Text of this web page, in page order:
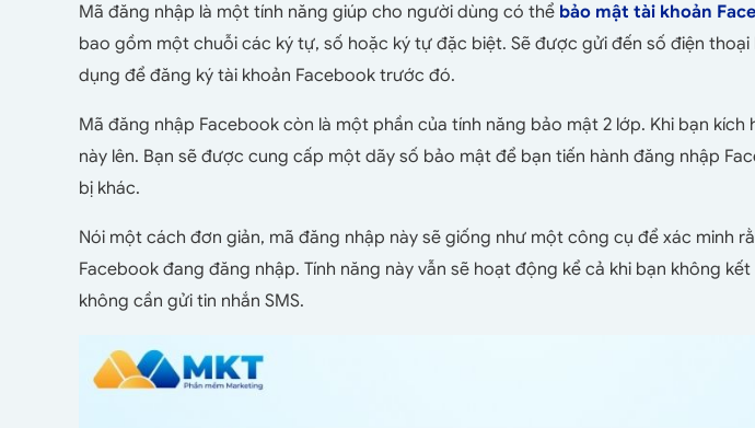
Mã đăng nhập là một tính năng giúp cho người dùng có thể bảo mật tài khoản
bao gồm một chuỗi các ký tự, số hoặc ký tự đặc biệt. Sẽ được gửi đến số điện thoại
dụng để đăng ký tài khoản Facebook trước đó.
Mã đăng nhập Facebook còn là một phần của tính năng bảo mật 2 lớp. Khi bạn kích
này lên. Bạn sẽ được cung cấp một dãy số bảo mật để bạn tiến hành đăng nhập
bị khác.
Nói một cách đơn giản, mã đăng nhập này sẽ giống như một công cụ để xác minh
Facebook đang đăng nhập. Tính năng này vẫn sẽ hoạt động kể cả khi bạn không
không cần gửi tin nhắn SMS.